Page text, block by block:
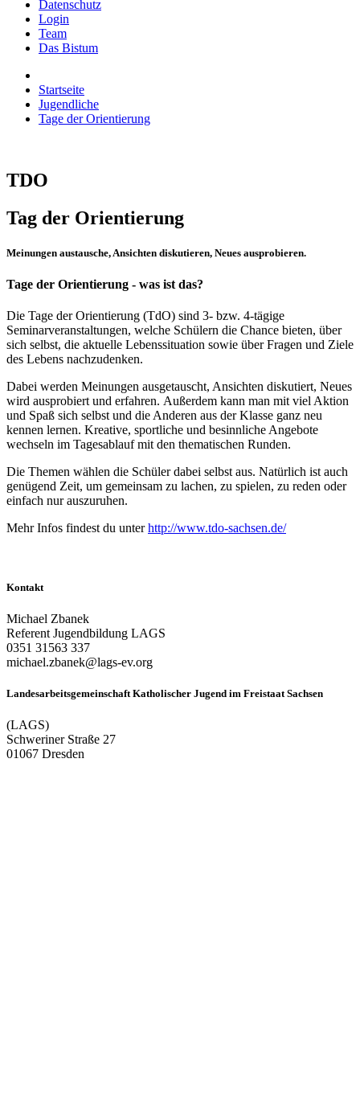
Datenschutz
Login
Team
Das Bistum
Startseite
Jugendliche
Tage der Orientierung
TDO
Tag der Orientierung
Meinungen austausche, Ansichten diskutieren, Neues ausprobieren.
Tage der Orientierung - was ist das?
Die Tage der Orientierung (TdO) sind 3- bzw. 4-tägige
Seminarveranstaltungen, welche Schülern die Chance bieten, über
sich selbst, die aktuelle Lebenssituation sowie über Fragen und Ziele
des Lebens nachzudenken.
Dabei werden Meinungen ausgetauscht, Ansichten diskutiert, Neues
wird ausprobiert und erfahren. Außerdem kann man mit viel Aktion
und Spaß sich selbst und die Anderen aus der Klasse ganz neu
kennen lernen. Kreative, sportliche und besinnliche Angebote
wechseln im Tagesablauf mit den thematischen Runden.
Die Themen wählen die Schüler dabei selbst aus. Natürlich ist auch
genügend Zeit, um gemeinsam zu lachen, zu spielen, zu reden oder
einfach nur auszuruhen.
Mehr Infos findest du unterhttp://www.tdo-sachsen.de/
Kontakt
Michael Zbanek
Referent Jugendbildung LAGS
0351 31563 337
michael.zbanek@lags-ev.org
Landesarbeitsgemeinschaft Katholischer Jugend im Freistaat Sachsen
(LAGS)
Schweriner Straße 27
01067 Dresden